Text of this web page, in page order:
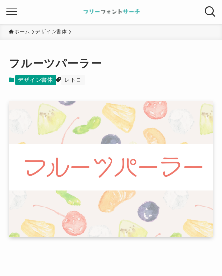
ホーム デザイン書体
フルーツパーラー
デザイン書体 レトロ